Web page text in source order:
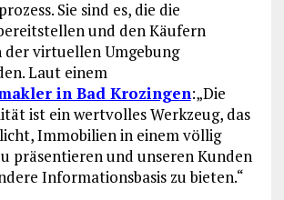
Sie sind es, die die
und den Käufern
der virtuellen Umgebung
Laut einem
in Bad Krozingen:„Die
ist ein wertvolles Werkzeug, das
Immobilien in einem völlig
präsentieren und unseren Kunden
Informationsbasis zu bieten.“